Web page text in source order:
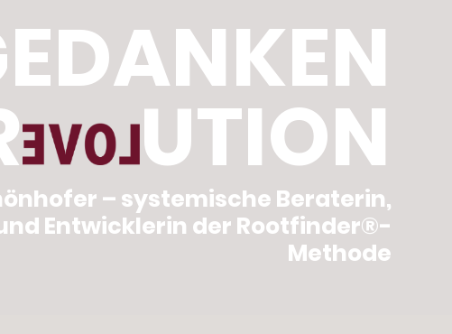
UTION
– systemische Beraterin,
Entwicklerin der Rootfinder®-
Methode